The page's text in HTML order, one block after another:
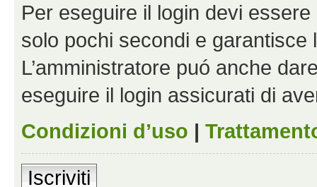
Per eseguire il login devi
solo pochi secondi e garantisce
L’amministratore puó anche
eseguire il login assicurati di
Condizioni d’uso |
Iscriviti